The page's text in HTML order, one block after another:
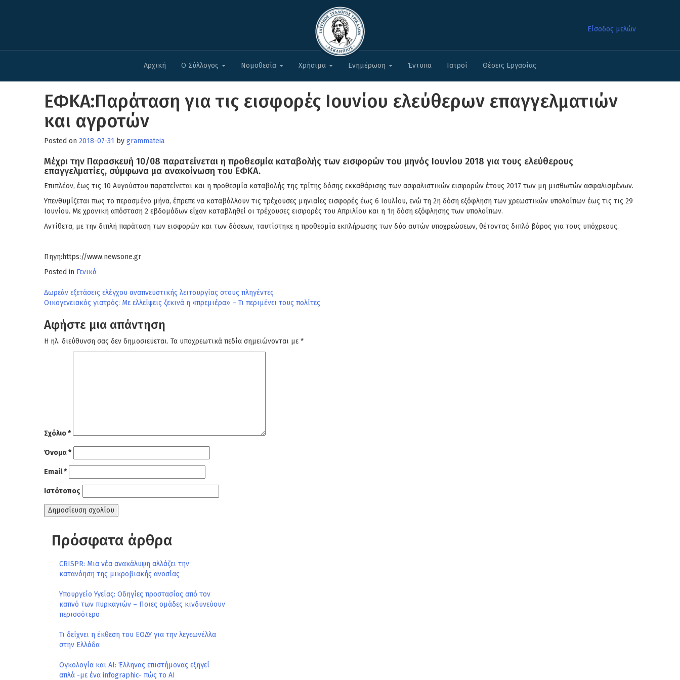
Είσοδος μελών
Αρχική Ο Σύλλογος Νομοθεσία Χρήσιμα Ενημέρωση Έντυπα Ιατροί Θέσεις Εργασίας
ΕΦΚΑ:Παράταση για τις εισφορές Ιουνίου ελεύθερων επαγγελματιών
και αγροτών
Posted on 2018-07-31 by grammateia
Μέχρι την Παρασκευή 10/08 παρατείνεται η προθεσμία καταβολής των εισφορών του μηνός Ιουνίου 2018 για τους ελεύθερους
επαγγελματίες, σύμφωνα μα ανακοίνωση του ΕΦΚΑ.
Επιπλέον, έως τις 10 Αυγούστου παρατείνεται και η προθεσμία καταβολής της τρίτης δόσης εκκαθάρισης των ασφαλιστικών εισφορών έτους 2017 των μη μισθωτών ασφαλισμένων.
Υπενθυμίζεται πως το περασμένο μήνα, έπρεπε να καταβάλλουν τις τρέχουσες μηνιαίες εισφορές έως 6 Ιουλίου, ενώ τη 2η δόση εξόφληση των χρεωστικών υπολοίπων έως τις τις 29
Ιουνίου. Με χρονική απόσταση 2 εβδομάδων είχαν καταβληθεί οι τρέχουσες εισφορές του Απριλίου και η 1η δόση εξόφλησης των υπολοίπων.
Αντίθετα, με την διπλή παράταση των εισφορών και των δόσεων, ταυτίστηκε η προθεσμία εκπλήρωσης των δύο αυτών υποχρεώσεων, θέτοντας διπλό βάρος για τους υπόχρεους.
Πηγη:https://www.newsone.gr
Posted in Γενικά
Πλοήγηση
άρθρων
Δωρεάν εξετάσεις ελέγχου αναπνευστικής λειτουργίας στους πληγέντες
Οικογενειακός γιατρός: Με ελλείψεις ξεκινά η «πρεμιέρα» – Τι περιμένει τους πολίτες
Αφήστε μια απάντηση
Η ηλ. διεύθυνση σας δεν δημοσιεύεται. Τα υποχρεωτικά πεδία σημειώνονται με *
Σχόλιο*
Όνομα*
Email*
Ιστότοπος
Πρόσφατα άρθρα
CRISPR: Μια νέα ανακάλυψη αλλάζει την
κατανόηση της μικροβιακής ανοσίας
Υπουργείο Υγείας: Οδηγίες προστασίας από τον
καπνό των πυρκαγιών – Ποιες ομάδες κινδυνεύουν
περισσότερο
Τι δείχνει η έκθεση του ΕΟΔΥ για την λεγεωνέλλα
στην Ελλάδα
Ογκολογία και AI: Έλληνας επιστήμονας εξηγεί
απλά -με ένα infographic- πώς το AI